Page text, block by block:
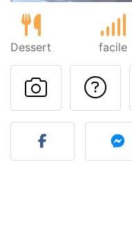
Dessert facile
Publier